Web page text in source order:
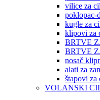
vilice za
poklopac-
kugle za
klipovi za
BRTVE
BRTVE
nosač
alati za
štapovi za
VOLANSKI